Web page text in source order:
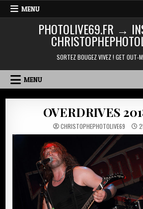
Skip
MENU
PHOTOLIVE69.FR →
SORTEZ BOUGEZ VIVEZ ! GET OUT-
MENU
OVERDRIVES
CHRISTOPHEPHOTOLIVE69